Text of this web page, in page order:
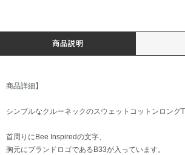
商品説明
商品詳細】
シンプルなクルーネックのスウェットコットンロングT
首周りにBee Inspiredの文字、
胸元にブランドロゴであるB33が入っています。